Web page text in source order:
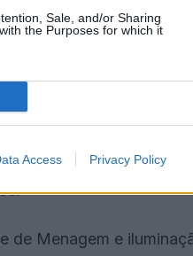
Sale, and/or Sharing
the Purposes for which it
Access Privacy Policy
de investimentos”.
o restante
o início da
por ser aquele
de Menagem e